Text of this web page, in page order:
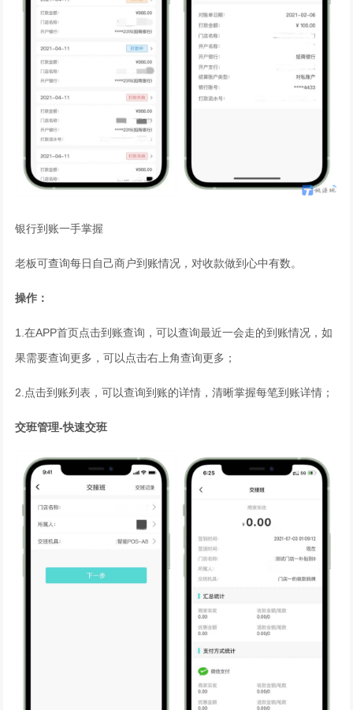
银行到账一手掌握
老板可查询每日自己商户到账情况，对收款做到心中有数。
操作：
1.在APP首页点击到账查询，可以查询最近一会走的到账情况，如
果需要查询更多，可以点击右上角查询更多；
2.点击到账列表，可以查询到账的详情，清晰掌握每笔到账详情；
交班管理-快速交班